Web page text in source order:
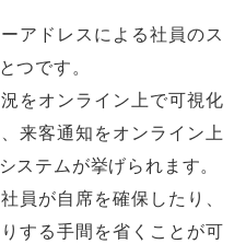
アドレスによる社員のス
つです。
をオンライン上で可視化
来客通知をオンライン上
ステムが挙げられます。
員が自席を確保したり、
する手間を省くことが可